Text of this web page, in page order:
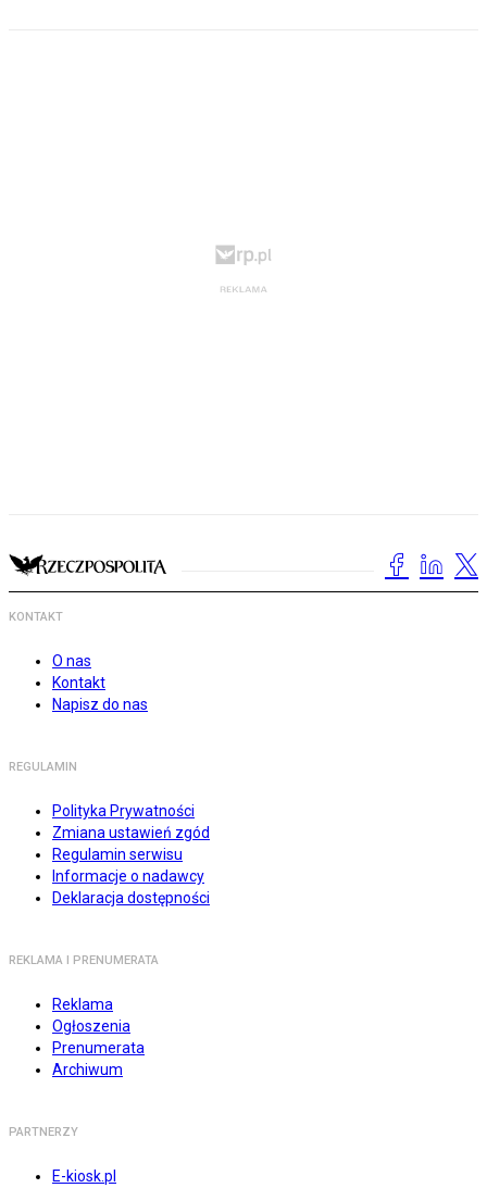
KONTAKT
O nas
Kontakt
Napisz do nas
REGULAMIN
Polityka Prywatności
Zmiana ustawień zgód
Regulamin serwisu
Informacje o nadawcy
Deklaracja dostępności
REKLAMA I PRENUMERATA
Reklama
Ogłoszenia
Prenumerata
Archiwum
PARTNERZY
E-kiosk.pl